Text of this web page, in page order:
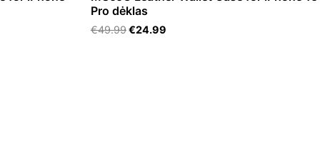
Pro dėklas
€49.99€24.99